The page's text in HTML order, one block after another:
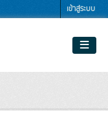
เข้าสู่ระบบ